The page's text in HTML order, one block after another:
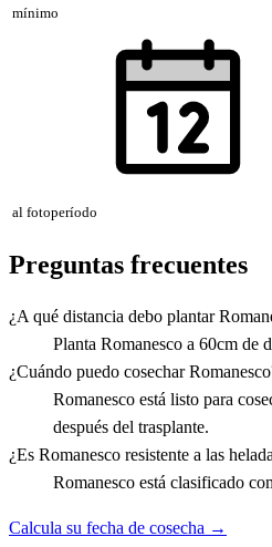
mínimo
al fotoperíodo
Preguntas frecuentes
¿A qué distancia debo plantar
Planta Romanesco a 60cm de
¿Cuándo puedo cosechar
Romanesco está listo para
después del trasplante.
¿Es Romanesco resistente a las
Romanesco está clasificado
Calcula su fecha de cosecha →